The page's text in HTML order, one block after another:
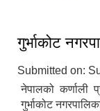
गुर्भाकोट
Submitted on:
नेपालको कर्णाली
गुर्भाकोट